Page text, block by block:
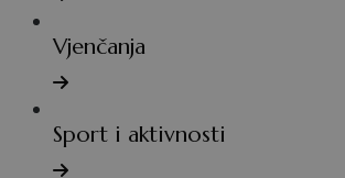
Vjenčanja
Sport i aktivnosti